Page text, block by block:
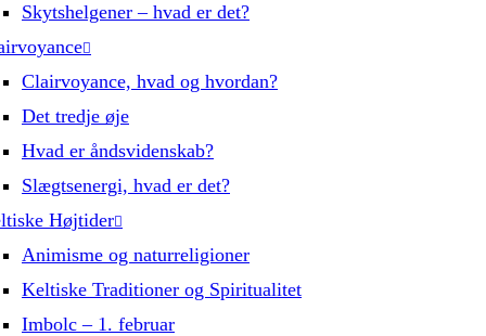
Skytshelgener – hvad er det?
Clairvoyance, hvad og hvordan?
Det tredje øje
Hvad er åndsvidenskab?
Slægtsenergi, hvad er det?
Højtider
Animisme og naturreligioner
Keltiske Traditioner og Spiritualitet
Imbolc – 1. februar